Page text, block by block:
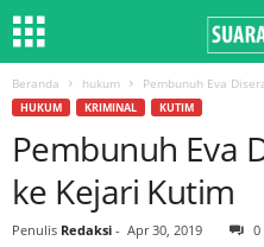
Beranda hukum Pembunuh Eva
HUKUM KRIMINAL KUTIM
Pembunuh Eva
ke Kejari Kutim
Penulis Redaksi - Apr 30, 2019 0